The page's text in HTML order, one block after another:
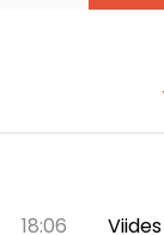
18:06